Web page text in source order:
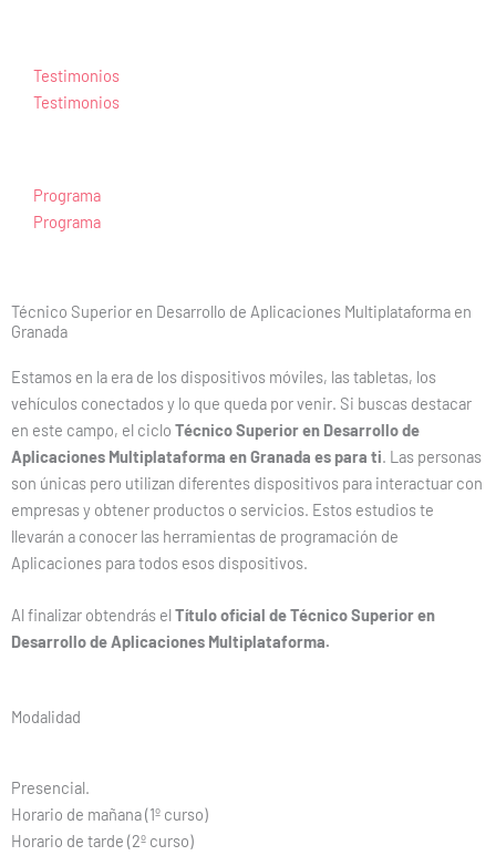
Testimonios
Testimonios
Programa
Programa
Técnico Superior en Desarrollo de Aplicaciones Multiplataforma en
Granada
Estamos en la era de los dispositivos móviles, las tabletas, los
vehículos conectados y lo que queda por venir. Si buscas destacar
en este campo, el ciclo Técnico Superior en Desarrollo de
Aplicaciones Multiplataforma en Granada es para ti. Las personas
son únicas pero utilizan diferentes dispositivos para interactuar con
empresas y obtener productos o servicios. Estos estudios te
llevarán a conocer las herramientas de programación de
Aplicaciones para todos esos dispositivos.
Al finalizar obtendrás elTítulo oficial de Técnico Superior en
Desarrollo de Aplicaciones Multiplataforma.
Modalidad
Presencial.
Horario de mañana (1º curso)
Horario de tarde (2º curso)